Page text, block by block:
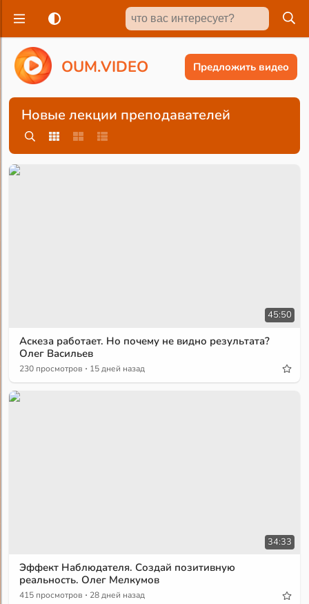
OUM.VIDEO Предложить видео
Новые лекции преподавателей
45:50
Аскеза работает. Но почему не видно результата?
Олег Васильев
230 просмотров · 15 дней назад
34:33
Эффект Наблюдателя. Создай позитивную
реальность. Олег Мелкумов
415 просмотров · 28 дней назад